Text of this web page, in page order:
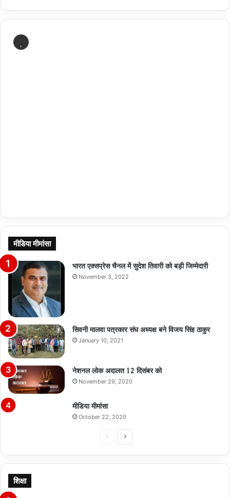
मीडिया मीमांसा
भारत एक्सप्रेस चैनल में सुदेश तिवारी को बड़ी जिम्मेदारी
November 3, 2022
सिवनी मालवा पत्रकार संघ अध्यक्ष बने विजय सिंह ठाकुर
January 10, 2021
नेशनल लोक अदालत 12 दिसंबर को
November 29, 2020
मीडिया मीमांसा
October 22, 2020
PreviousNext
शिक्षा